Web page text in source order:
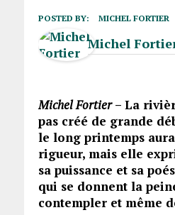
POSTED BY: MICHEL FORTIER
Michel
Michel Fortier– La
pas créé de grande
le long printemps
rigueur, mais elle
sa puissance et sa
qui se donnent la
contempler et même